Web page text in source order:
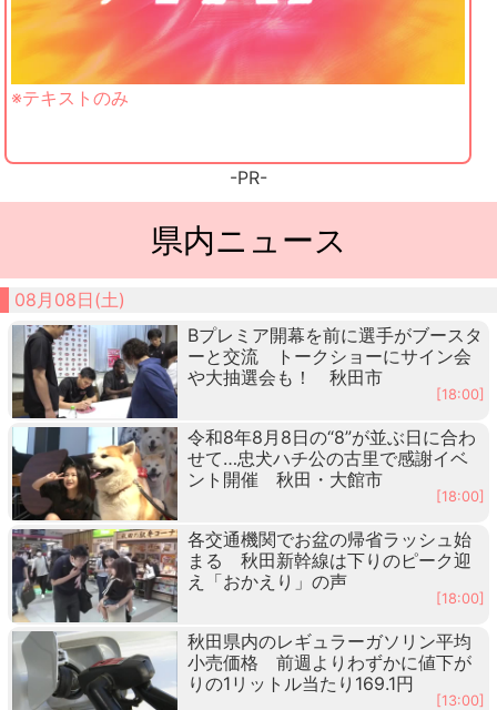
※テキストのみ
-PR-
県内ニュース
08月08日(土)
Bプレミア開幕を前に選手がブースタ
ーと交流 トークショーにサイン会
や大抽選会も！ 秋田市
[18:00]
令和8年8月8日の“8”が並ぶ日に合わ
せて…忠犬ハチ公の古里で感謝イベ
ント開催 秋田・大館市
[18:00]
各交通機関でお盆の帰省ラッシュ始
まる 秋田新幹線は下りのピーク迎
え「おかえり」の声
[18:00]
秋田県内のレギュラーガソリン平均
小売価格 前週よりわずかに値下が
りの1リットル当たり169.1円
[13:00]